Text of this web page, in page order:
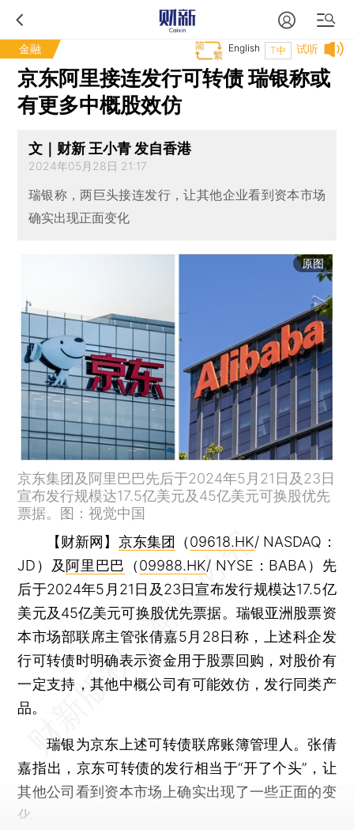
金融 试听
T中
English
京东阿里接连发行可转债 瑞银称或
有更多中概股效仿
文｜财新 王小青 发自香港
2024年05月28日 21:17
瑞银称，两巨头接连发行，让其他企业看到资本市场
确实出现正面变化
原图
京东集团及阿里巴巴先后于2024年5月21日及23日
宣布发行规模达17.5亿美元及45亿美元可换股优先
票据。图：视觉中国
【财新网】 京东集团 （09618.HK/ NASDAQ：
JD）及阿里巴巴 （09988.HK/ NYSE：BABA）先
后于2024年5月21日及23日宣布发行规模达17.5亿
美元及45亿美元可换股优先票据。瑞银亚洲股票资
本市场部联席主管张倩嘉5月28日称，上述科企发
行可转债时明确表示资金用于股票回购，对股价有
一定支持，其他中概公司有可能效仿，发行同类产
品。
瑞银为京东上述可转债联席账簿管理人。张倩
嘉指出，京东可转债的发行相当于“开了个头”，让
其他公司看到资本市场上确实出现了一些正面的变
化。